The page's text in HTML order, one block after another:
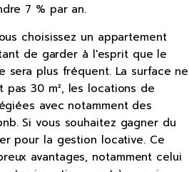
7 % par an.
choisissez un appartement
de garder à l'esprit que le
sera plus fréquent. La surface ne
pas 30 m², les locations de
avec notamment des
Si vous souhaitez gagner du
pour la gestion locative. Ce
avantages, notamment celui